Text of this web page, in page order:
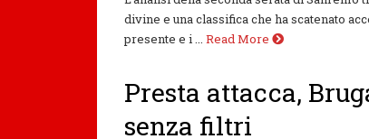
divine e una classifica che ha scatenato
presente e i ... Read More
Presta attacca,
senza filtri